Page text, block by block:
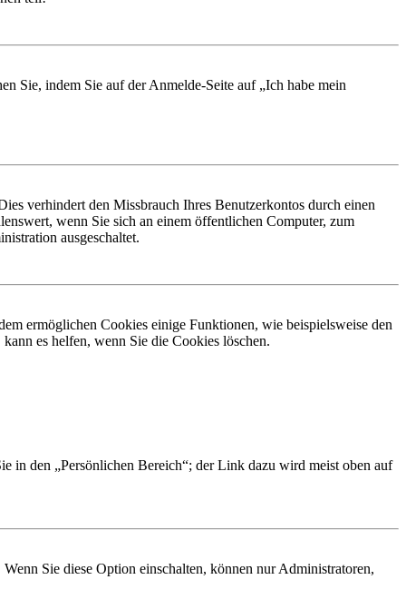
Sie, indem Sie auf der Anmelde-Seite auf „Ich habe mein
verhindert den Missbrauch Ihres Benutzerkontos durch einen
wenn Sie sich an einem öffentlichen Computer, zum
ausgeschaltet.
ermöglichen Cookies einige Funktionen, wie beispielsweise den
es helfen, wenn Sie die Cookies löschen.
in den „Persönlichen Bereich“; der Link dazu wird meist oben auf
Sie diese Option einschalten, können nur Administratoren,